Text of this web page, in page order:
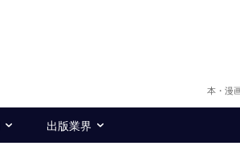
本・漫
出版業界